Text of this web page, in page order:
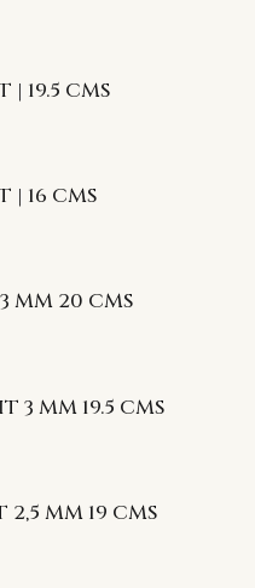
| 19.5 CMS
| 16 CMS
MM 20 CMS
3 MM 19.5 CMS
2,5 MM 19 CMS